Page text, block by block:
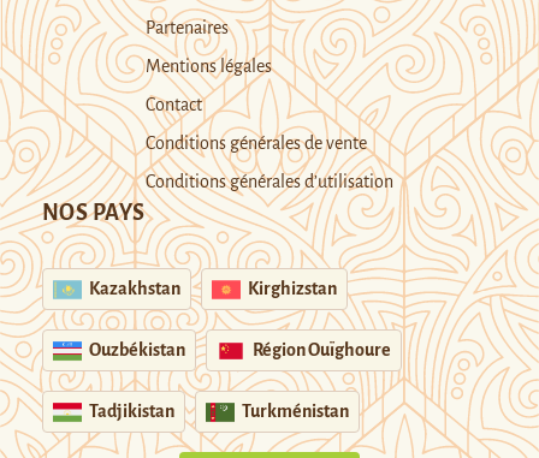
Partenaires
Mentions légales
Contact
Conditions générales de vente
Conditions générales d’utilisation
NOS PAYS
Kazakhstan Kirghizstan
Ouzbékistan Région Ouïghoure
Tadjikistan Turkménistan